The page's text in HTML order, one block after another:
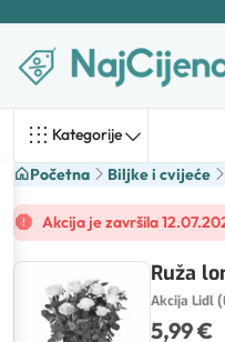
Kategorije
Početna Biljke i cvijeće
Akcija je završila
Ruža
Akcija Lidl
5,99 €